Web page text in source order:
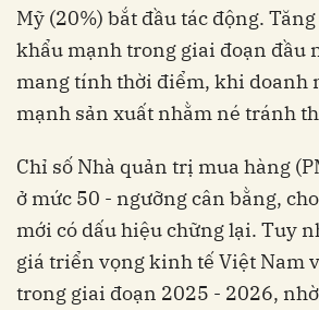
Mỹ (20%) bắt đầu tác động.
khẩu mạnh trong giai đoạn đầu
mang tính thời điểm, khi doanh
mạnh sản xuất nhằm né tránh
Chỉ số Nhà quản trị mua hàng
ở mức 50 - ngưỡng cân bằng,
mới có dấu hiệu chững lại. Tuy
giá triển vọng kinh tế Việt Nam
trong giai đoạn 2025 - 2026,